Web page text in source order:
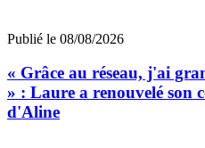
Publié le 08/08/2026
« Grâce au réseau, j'ai
» : Laure a renouvelé son
d'Aline